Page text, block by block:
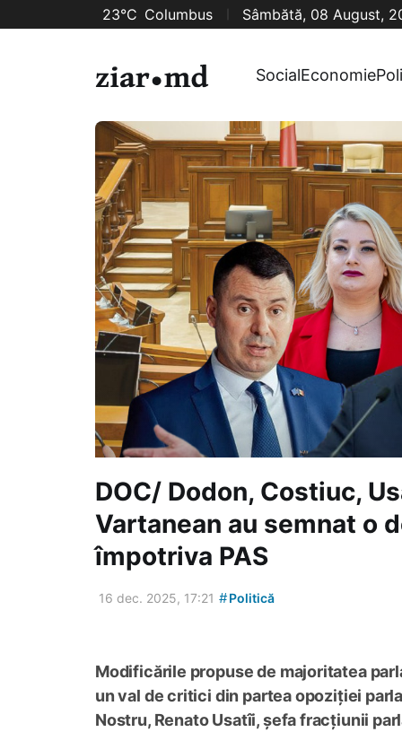
23°C Columbus Sâmbătă, 08 August,
SocialEconomie
DOC/ Dodon, Costiuc,
Vartanean au semnat o
împotriva PAS
16 dec. 2025, 17:21 #Politică
Modificările propuse de majoritatea
un val de critici din partea opoziției
Nostru, Renato Usatîi, șefa fracțiunii